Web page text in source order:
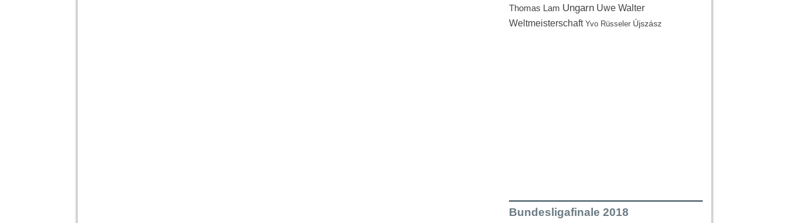
Thomas Lam Ungarn Uwe Walter
Weltmeisterschaft Yvo Rüsseler Újszász
Bundesligafinale 2018